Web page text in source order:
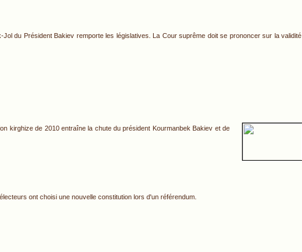
Jol du Président Bakiev remporte les législatives. La Cour suprême doit se prononcer sur la validité
kirghize de 2010 entraîne la chute du président Kourmanbek Bakiev et de
ont choisi une nouvelle constitution lors d'un référendum.